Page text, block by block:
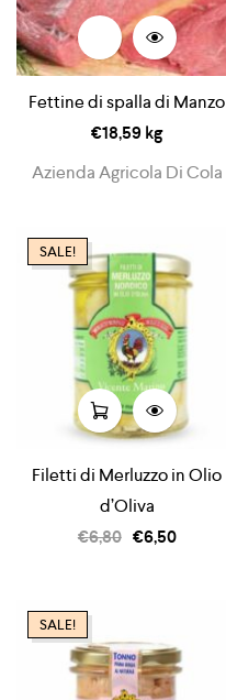
Fettine di spalla di Manzo
€18,59 kg
Azienda Agricola Di Cola
SALE!
Filetti di Merluzzo in Olio
d’Oliva
€6,80 €6,50
SALE!